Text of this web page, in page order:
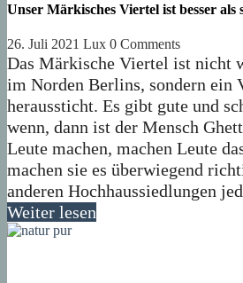
Unser Märkisches Viertel ist besser als
26. Juli 2021 Lux 0 Comments
Das Märkische Viertel ist nicht
im Norden Berlins, sondern ein
heraussticht. Es gibt gute und
wenn, dann ist der Mensch
Leute machen, machen Leute
machen sie es überwiegend
anderen Hochhaussiedlungen
Weiter lesen